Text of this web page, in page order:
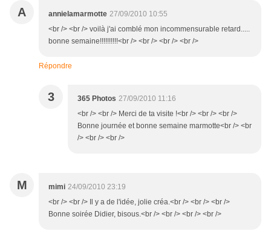
A annielamarmotte 27/09/2010 10:55
<br /> <br /> voilà j'ai comblé mon incommensurable retard.....
bonne semaine!!!!!!!!!!<br /> <br /> <br /> <br />
Répondre
3 365 Photos 27/09/2010 11:16
<br /> <br /> Merci de ta visite !<br /> <br /> <br />
Bonne journée et bonne semaine marmotte<br /> <br
/> <br /> <br />
M mimi 24/09/2010 23:19
<br /> <br /> Il y a de l'idée, jolie créa.<br /> <br /> <br />
Bonne soirée Didier, bisous.<br /> <br /> <br /> <br />